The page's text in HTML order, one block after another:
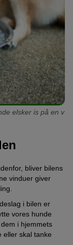
elsker is på en v
bliver bilens
vinduer giver
i bilen er
vores hunde
i hjemmets
eller skal tanke